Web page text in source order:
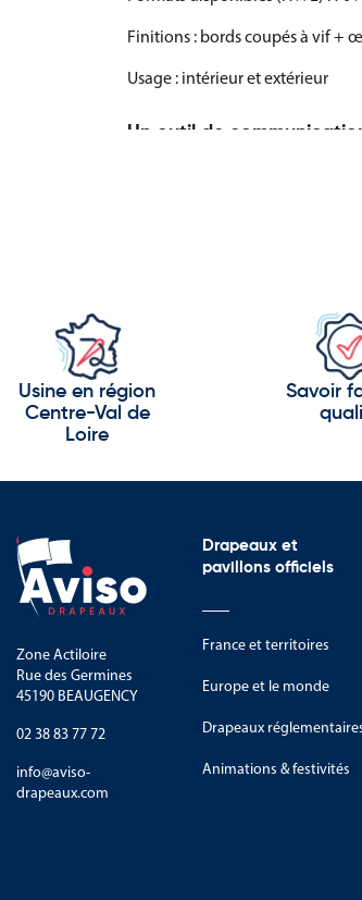
Finitions : bords coupés à vif +
Usage : intérieur et extérieur
Un outil de
mettre en avant un produit
Facile à poser, solide et très
votre point de vente.
Usine en région
Centre-Val de
Loire
Savoir
Zone Actiloire
Rue des Germines
45190 BEAUGENCY
02 38 83 77 72
info@aviso-
drapeaux.com
Drapeaux et
pavillons officiels
France et territoires
Europe et le monde
Drapeaux
Animations & festivités